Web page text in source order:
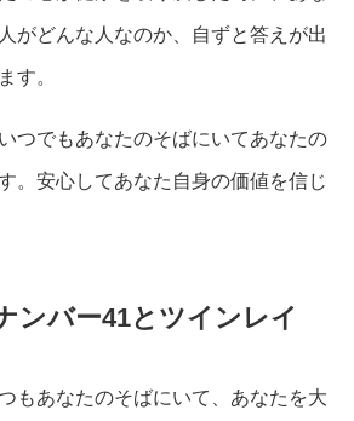
がどんな人なのか、自ずと答えが出
す。
つでもあなたのそばにいてあなたの
。安心してあなた自身の価値を信じ
ンバー41とツインレイ
もあなたのそばにいて、あなたを大